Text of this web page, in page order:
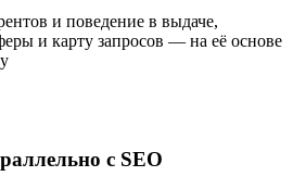
и поведение в выдаче,
и карту запросов — на её основе
с SEO